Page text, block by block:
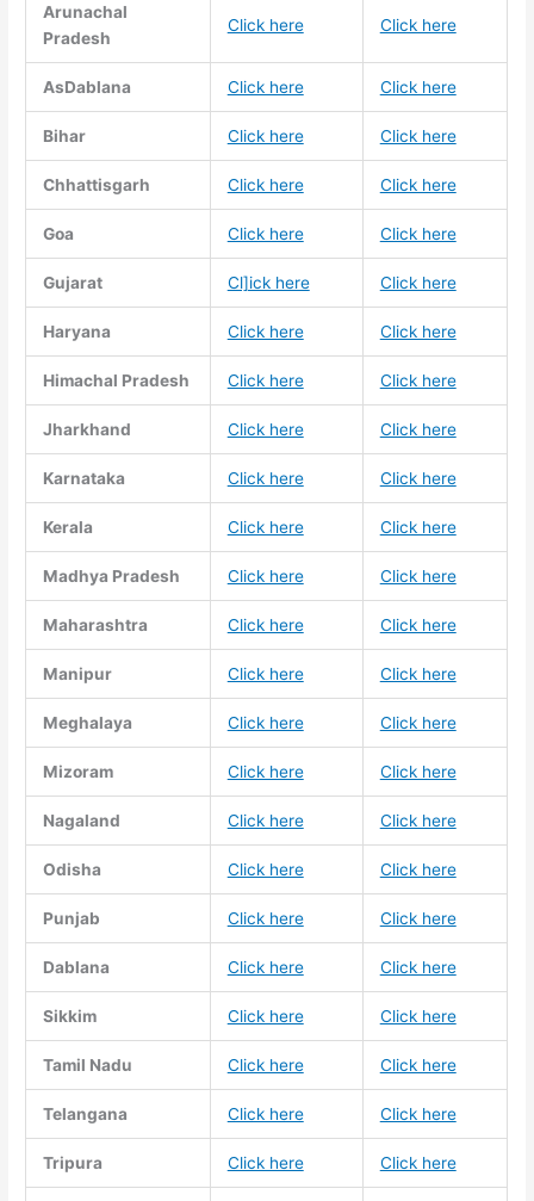
Arunachal
Pradesh
Click here Click here
AsDablana Click here Click here
Bihar Click here Click here
Chhattisgarh Click here Click here
Goa Click here Click here
Gujarat Cl]ick here Click here
Haryana Click here Click here
Himachal Pradesh Click here Click here
Jharkhand Click here Click here
Karnataka Click here Click here
Kerala Click here Click here
Madhya Pradesh Click here Click here
Maharashtra Click here Click here
Manipur Click here Click here
Meghalaya Click here Click here
Mizoram Click here Click here
Nagaland Click here Click here
Odisha Click here Click here
Punjab Click here Click here
Dablana Click here Click here
Sikkim Click here Click here
Tamil Nadu Click here Click here
Telangana Click here Click here
Tripura Click here Click here